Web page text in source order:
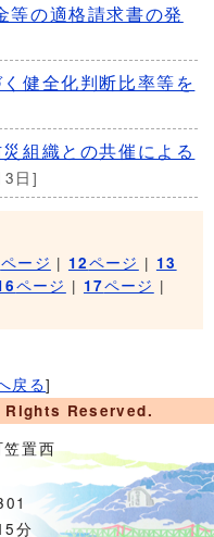
等の適格請求書の発
健全化判断比率等を
組織との共催による
日]
ページ | 12ページ | 13
ページ | 17ページ |
戻る]
Reserved.
置西
分